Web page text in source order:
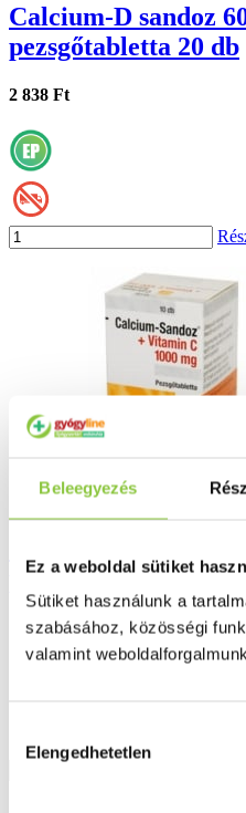
Beleegyezés
Ez a weboldal sütiket
Sütiket használunk a
szabásához, közösségi
valamint
kiválasztása
Elengedhetetlen
Calcium-D sandoz
pezsgőtabletta 20 db
2 838 Ft
pezsgőtabletta, 10 db
1 700 Ft